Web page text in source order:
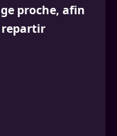
proche, afin
repartir